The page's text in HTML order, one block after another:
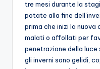
tre mesi durante la
potate alla fine
prima che inizi la nuova
malati o affollati per
penetrazione della luce
gli inverni sono gelidi,